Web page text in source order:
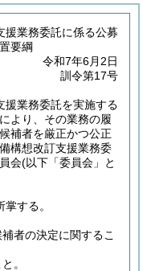
援業務委託に係る公募
要綱
令和7年6月2日
訓令第17号
援業務委託を実施する
より、その業務の履
補者を厳正かつ公正
構想改訂支援業務委
会(以下「委員会」と
する。
者の決定に関するこ
。